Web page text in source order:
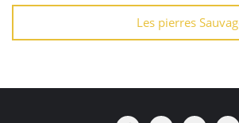
Les pierres